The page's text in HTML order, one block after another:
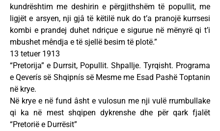
kundrështim me deshirin e përgjithshëm të popullit, me
ligjët e arsyen, nji gjâ të këtilë nuk do t’a pranojë kurrsesi
kombi e prandej duhet ndriçue e sigurue në mënyrë qi t’i
mbushet mêndja e të sjellë besim të plotë.”
13 tetuer 1913
“Pretorija” e Durrsit, Popullit. Shpallje. Tyrqisht. Programa
e Qeverís së Shqipnís së Mesme me Esad Pashë Toptanin
në krye.
Në krye e në fund âsht e vulosun me nji vulë rrumbullake
qi ka në mest shqipen dykrenshe dhe për qark fjalët
“Pretorië e Durrësit”